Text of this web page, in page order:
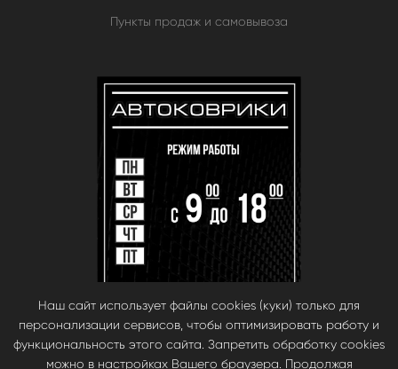
Пункты продаж и самовывоза
Наш сайт использует файлы cookies (куки) только для
персонализации сервисов, чтобы оптимизировать работу и
функциональность этого сайта. Запретить обработку cookies
можно в настройках Вашего браузера. Продолжая